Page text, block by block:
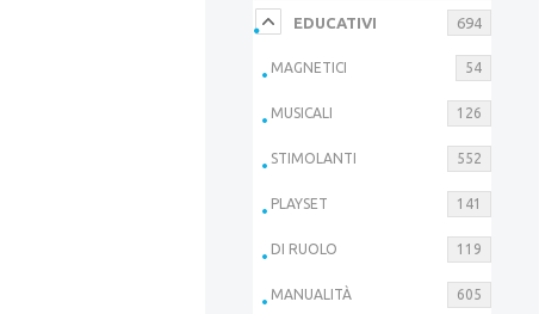
EDUCATIVI 694
MAGNETICI 54
MUSICALI 126
STIMOLANTI 552
PLAYSET 141
DI RUOLO 119
MANUALITÀ 605